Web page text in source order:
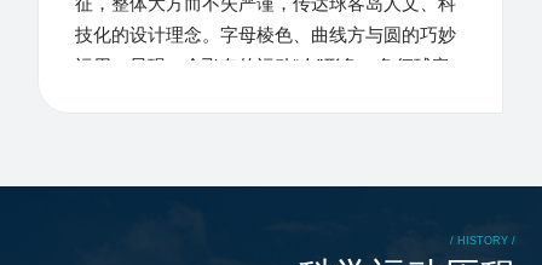
技化的设计理念。字母棱色、曲线方与圆的巧妙
运用，显现一个飞奔的运动“人”形象，象征球客
/ HISTORY /